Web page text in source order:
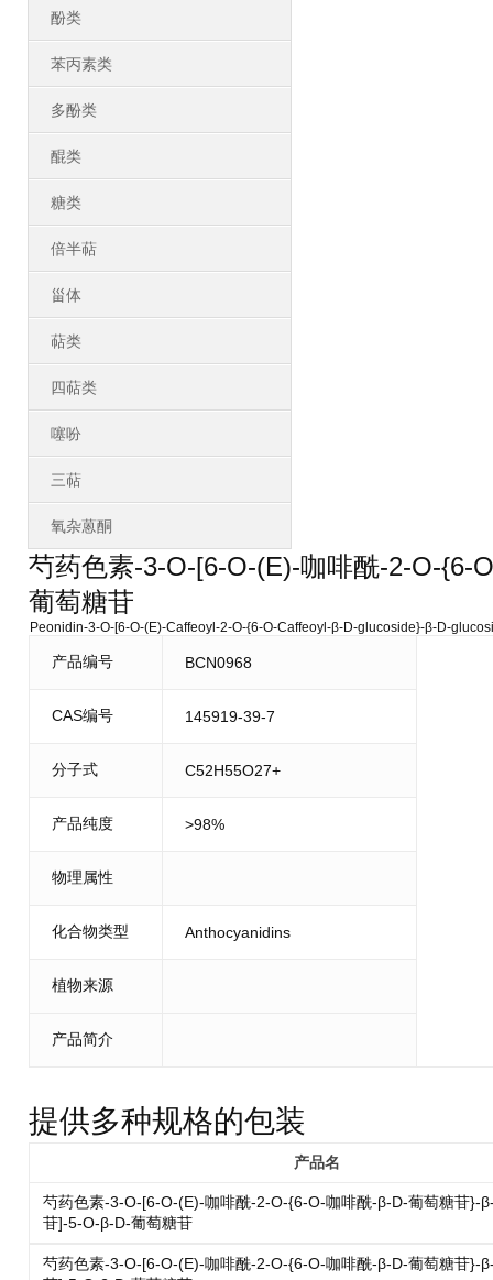
酚类
苯丙素类
多酚类
醌类
糖类
倍半萜
甾体
萜类
四萜类
噻吩
三萜
氧杂蒽酮
芍药色素-3-O-[6-O-(E)-咖啡酰-2-O-{6-
葡萄糖苷
Peonidin-3-O-[6-O-(E)-Caffeoyl-2-O-{6-O-Caffeoyl-β-D-glucoside}-β-D-
产品编号 BCN0968
CAS编号 145919-39-7
分子式 C52H55O27+
产品纯度 >98%
物理属性
化合物类型 Anthocyanidins
植物来源
产品简介
提供多种规格的包装
产品名
芍药色素-3-O-[6-O-(E)-咖啡酰-2-O-{6-O-咖啡酰-β-D-葡萄糖苷}-
苷]-5-O-β-D-葡萄糖苷
芍药色素-3-O-[6-O-(E)-咖啡酰-2-O-{6-O-咖啡酰-β-D-葡萄糖苷}-